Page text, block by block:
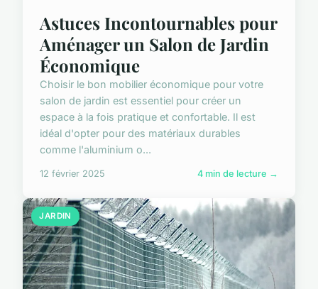
Astuces Incontournables pour
Aménager un Salon de Jardin
Économique
Choisir le bon mobilier économique pour votre
salon de jardin est essentiel pour créer un
espace à la fois pratique et confortable. Il est
idéal d'opter pour des matériaux durables
comme l'aluminium o...
12 février 2025 4 min de lecture →
JARDIN